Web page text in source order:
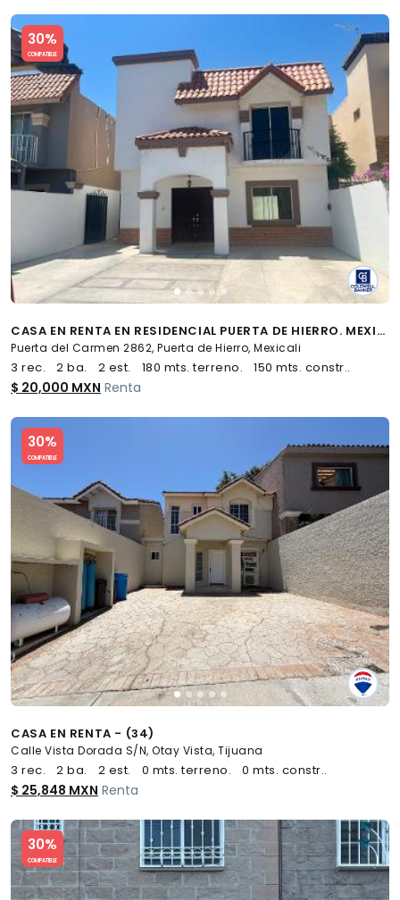
30%
COMPATIBLE
Slide 1 of 5
CASA EN RENTA EN RESIDENCIAL PUERTA DE HIERRO. MEXICALI
Puerta del Carmen 2862, Puerta de Hierro, Mexicali
3 rec. 2 ba. 2 est. 180 mts. terreno. 150 mts. constr..
$ 20,000 MXN Renta
30%
COMPATIBLE
Slide 1 of 5
CASA EN RENTA - (34)
Calle Vista Dorada S/N, Otay Vista, Tijuana
3 rec. 2 ba. 2 est. 0 mts. terreno. 0 mts. constr..
$ 25,848 MXN Renta
30%
COMPATIBLE
Slide 1 of 5